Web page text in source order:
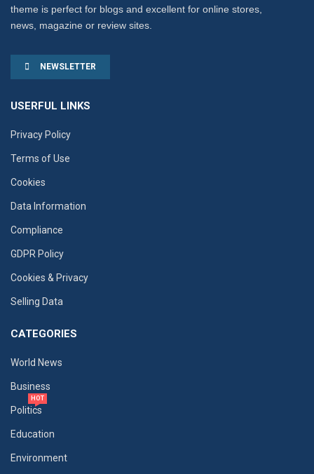
theme is perfect for blogs and excellent for online stores,
news, magazine or review sites.
NEWSLETTER
USERFUL LINKS
Privacy Policy
Terms of Use
Cookies
Data Information
Compliance
GDPR Policy
Cookies & Privacy
Selling Data
CATEGORIES
World News
Business
Politics
HOT
Education
Environment